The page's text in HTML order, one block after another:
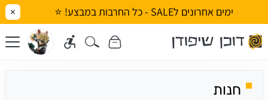
ימים אחרונים לSALE - כל החרבות במבצע! ⭐ ×
חנות